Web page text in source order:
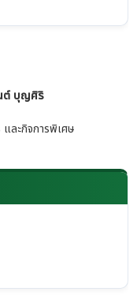
ต์ บุญศิริ
ละกิจการพิเศษ